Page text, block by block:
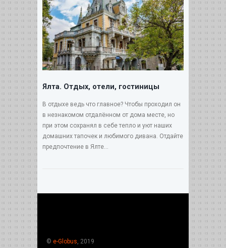
Ялта. Отдых, отели, гостиницы
В отдыхе ведь что главное? Чтобы проходил он
в незнакомом отдалённом от дома месте, но
при этом сохранял в себе тепло и уют наших
домашних тапочек и любимого дивана. Отдайте
предпочтение в Ялте...
© e-Globus, 2019